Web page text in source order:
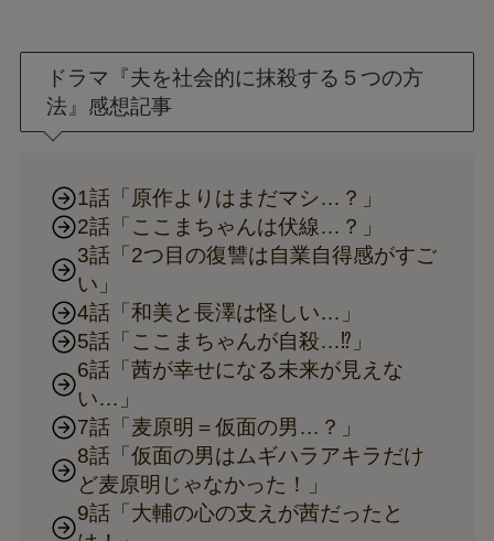
ドラマ『夫を社会的に抹殺する５つの方
法』感想記事
1話「原作よりはまだマシ…？」
2話「ここまちゃんは伏線…？」
3話「2つ目の復讐は自業自得感がすご
い」
4話「和美と長澤は怪しい…」
5話「ここまちゃんが自殺…⁉」
6話「茜が幸せになる未来が見えな
い…」
7話「麦原明＝仮面の男…？」
8話「仮面の男はムギハラアキラだけ
ど麦原明じゃなかった！」
9話「大輔の心の支えが茜だったと